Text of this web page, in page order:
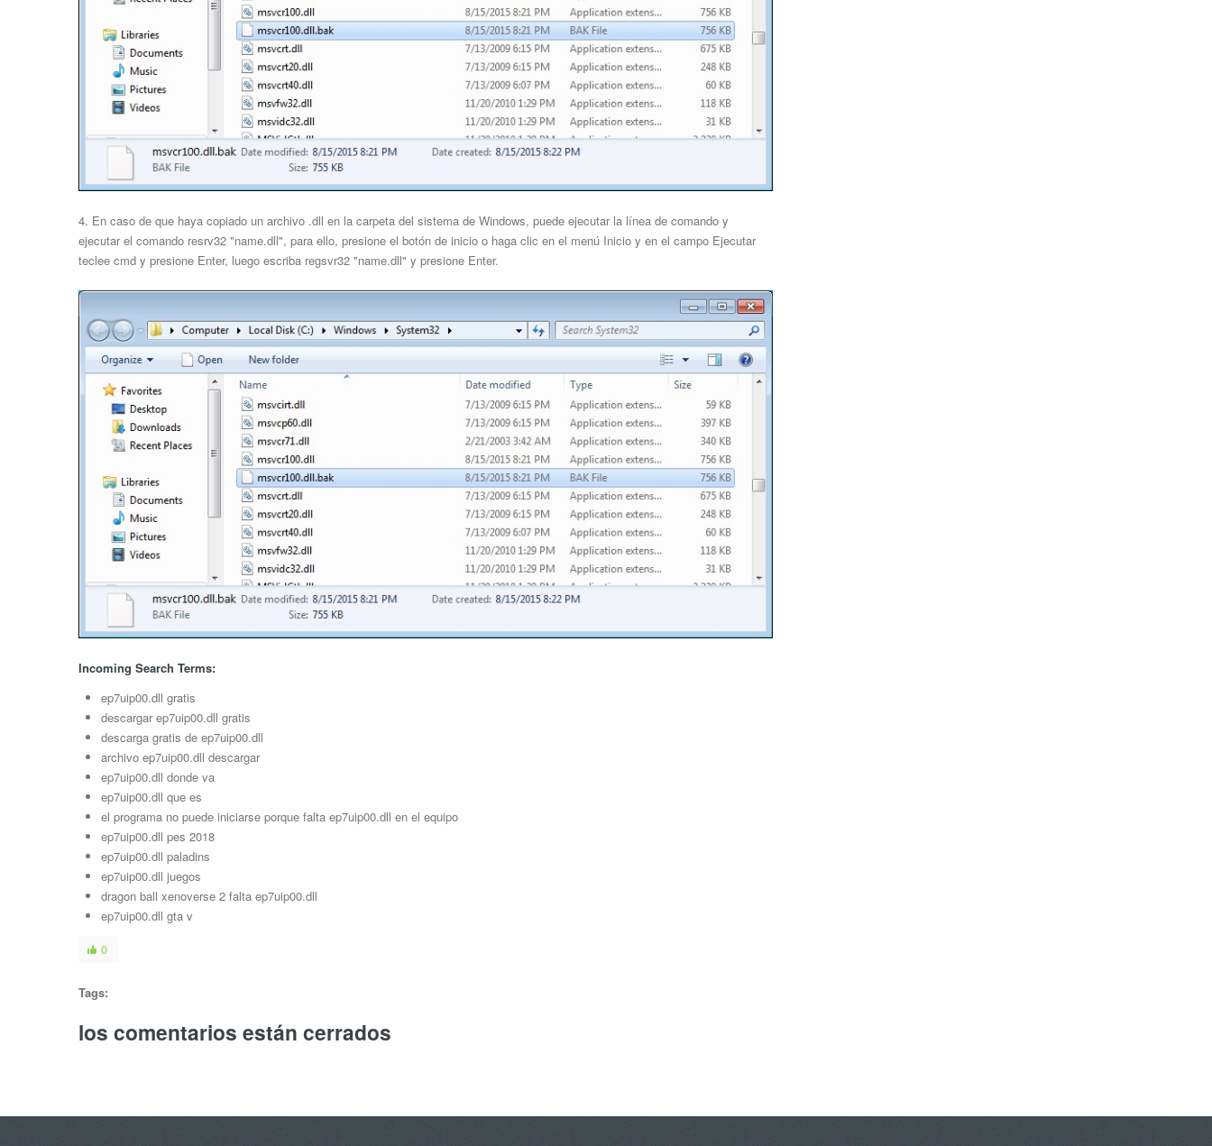
4. En caso de que haya copiado un archivo .dll en la carpeta del sistema de Windows, puede ejecutar la línea de comando y
ejecutar el comando resrv32 "name.dll", para ello, presione el botón de inicio o haga clic en el menú Inicio y en el campo Ejecutar
teclee cmd y presione Enter, luego escriba regsvr32 "name.dll" y presione Enter.
Incoming Search Terms:
ep7uip00.dll gratis
descargar ep7uip00.dll gratis
descarga gratis de ep7uip00.dll
archivo ep7uip00.dll descargar
ep7uip00.dll donde va
ep7uip00.dll que es
el programa no puede iniciarse porque falta ep7uip00.dll en el equipo
ep7uip00.dll pes 2018
ep7uip00.dll paladins
ep7uip00.dll juegos
dragon ball xenoverse 2 falta ep7uip00.dll
ep7uip00.dll gta v
0
Tags:
los comentarios están cerrados